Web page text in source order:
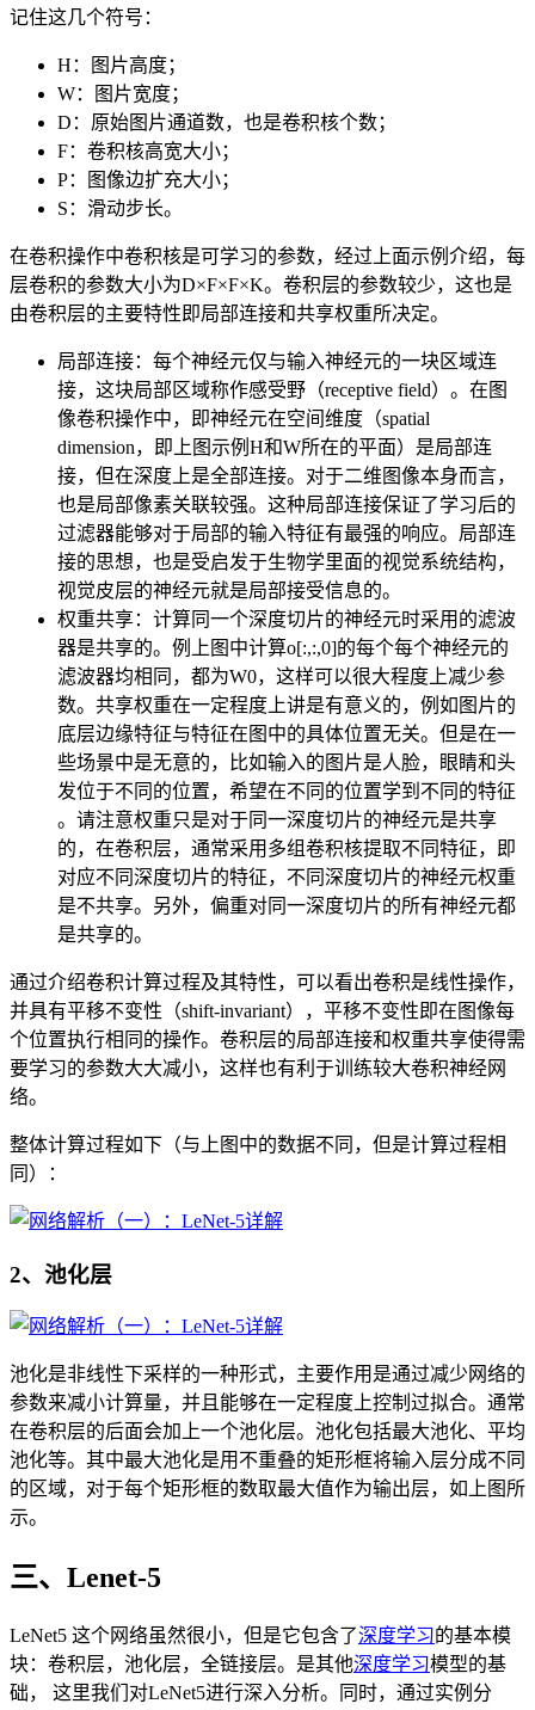
记住这几个符号：
H：图片高度；
W：图片宽度；
D：原始图片通道数，也是卷积核个数；
F：卷积核高宽大小；
P：图像边扩充大小；
S：滑动步长。
在卷积操作中卷积核是可学习的参数，经过上面示例介绍，每
层卷积的参数大小为D×F×F×K。卷积层的参数较少，这也是
由卷积层的主要特性即局部连接和共享权重所决定。
局部连接：每个神经元仅与输入神经元的一块区域连
接，这块局部区域称作感受野（receptive field）。在图
像卷积操作中，即神经元在空间维度（spatial
dimension，即上图示例H和W所在的平面）是局部连
接，但在深度上是全部连接。对于二维图像本身而言，
也是局部像素关联较强。这种局部连接保证了学习后的
过滤器能够对于局部的输入特征有最强的响应。局部连
接的思想，也是受启发于生物学里面的视觉系统结构，
视觉皮层的神经元就是局部接受信息的。
权重共享：计算同一个深度切片的神经元时采用的滤波
器是共享的。例上图中计算o[:,:,0]的每个每个神经元的
滤波器均相同，都为W0，这样可以很大程度上减少参
数。共享权重在一定程度上讲是有意义的，例如图片的
底层边缘特征与特征在图中的具体位置无关。但是在一
些场景中是无意的，比如输入的图片是人脸，眼睛和头
发位于不同的位置，希望在不同的位置学到不同的特征
。请注意权重只是对于同一深度切片的神经元是共享
的，在卷积层，通常采用多组卷积核提取不同特征，即
对应不同深度切片的特征，不同深度切片的神经元权重
是不共享。另外，偏重对同一深度切片的所有神经元都
是共享的。
通过介绍卷积计算过程及其特性，可以看出卷积是线性操作，
并具有平移不变性（shift-invariant），平移不变性即在图像每
个位置执行相同的操作。卷积层的局部连接和权重共享使得需
要学习的参数大大减小，这样也有利于训练较大卷积神经网
络。
整体计算过程如下（与上图中的数据不同，但是计算过程相
同）：
2、池化层
池化是非线性下采样的一种形式，主要作用是通过减少网络的
参数来减小计算量，并且能够在一定程度上控制过拟合。通常
在卷积层的后面会加上一个池化层。池化包括最大池化、平均
池化等。其中最大池化是用不重叠的矩形框将输入层分成不同
的区域，对于每个矩形框的数取最大值作为输出层，如上图所
示。
三、Lenet-5
LeNet5 这个网络虽然很小，但是它包含了深度学习的基本模
块：卷积层，池化层，全链接层。是其他深度学习模型的基
础， 这里我们对LeNet5进行深入分析。同时，通过实例分